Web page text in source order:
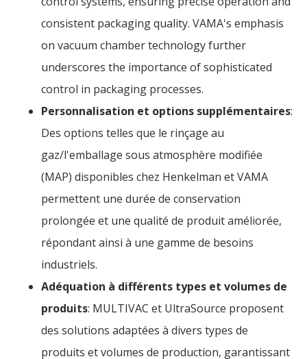
consistent packaging quality. VAMA's emphasis
on vacuum chamber technology further
underscores the importance of sophisticated
control in packaging processes.
Personnalisation et options supplémentaires:
Des options telles que le rinçage au
gaz/l'emballage sous atmosphère modifiée
(MAP) disponibles chez Henkelman et VAMA
permettent une durée de conservation
prolongée et une qualité de produit améliorée,
répondant ainsi à une gamme de besoins
industriels.
Adéquation à différents types et volumes de
produits: MULTIVAC et UltraSource proposent
des solutions adaptées à divers types de
produits et volumes de production, garantissant